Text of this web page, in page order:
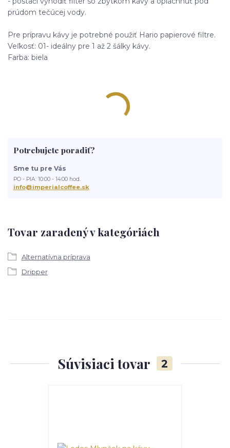
prúdom tečúcej vody.
Pre prípravu kávy je potrebné použiť Hario papierové filtre.
Veľkosť: 01- ideálny pre 1 až 2 šálky kávy.
Farba: biela
Tovar zaradený v kategóriách
Alternatívna príprava
Dripper
Potrebujete poradiť?
Sme tu pre Vás
PO - PIA: 10:00 - 14:00 hod.
info@imperialcoffee.sk
Súvisiaci tovar 2